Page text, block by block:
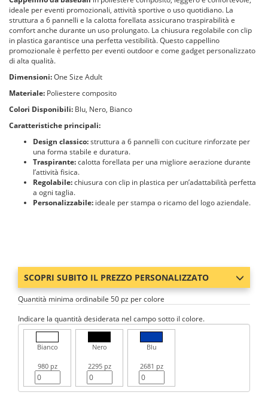
ideale per eventi promozionali, attività sportive o uso quotidiano. La
struttura a 6 pannelli e la calotta forellata assicurano traspirabilità e
comfort anche durante un uso prolungato. La chiusura regolabile con clip
in plastica garantisce una perfetta vestibilità. Questo cappellino
promozionale è perfetto per eventi outdoor e come gadget personalizzato
di alta qualità.
Dimensioni:One Size Adult
Materiale: Poliestere composito
Colori Disponibili: Blu, Nero, Bianco
Caratteristiche principali:
Design classico:struttura a 6 pannelli con cuciture rinforzate per
una forma stabile e duratura.
Traspirante:calotta forellata per una migliore aerazione durante
l’attività fisica.
Regolabile:chiusura con clip in plastica per un’adattabilità perfetta
a ogni taglia.
Personalizzabile: ideale per stampa o ricamo del logo aziendale.
SCOPRI SUBITO IL PREZZO PERSONALIZZATO
Quantità minima ordinabile 50 pz per colore
Indicare la quantità desiderata nel campo sotto il colore.
Bianco
980 pz
Nero
2295 pz
Blu
2681 pz